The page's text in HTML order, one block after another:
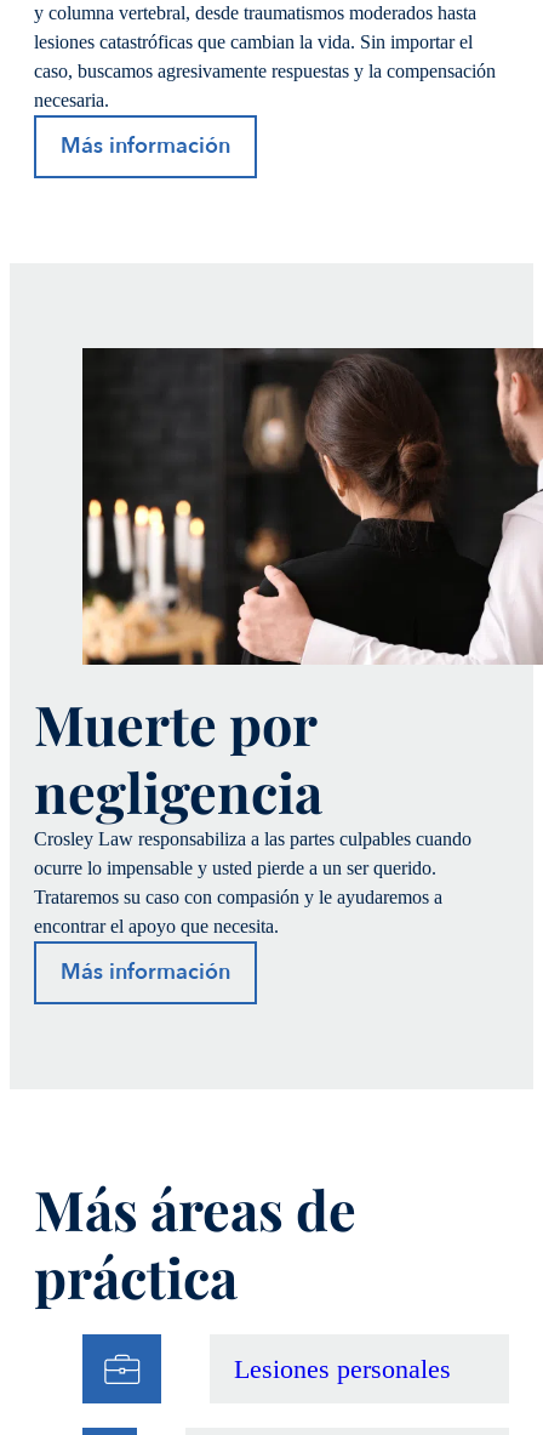
y columna vertebral, desde traumatismos moderados hasta
lesiones catastróficas que cambian la vida. Sin importar el
caso, buscamos agresivamente respuestas y la compensación
necesaria.
Más información
Muerte por
negligencia
Crosley Law responsabiliza a las partes culpables cuando
ocurre lo impensable y usted pierde a un ser querido.
Trataremos su caso con compasión y le ayudaremos a
encontrar el apoyo que necesita.
Más información
Más áreas de
práctica
Lesiones personales